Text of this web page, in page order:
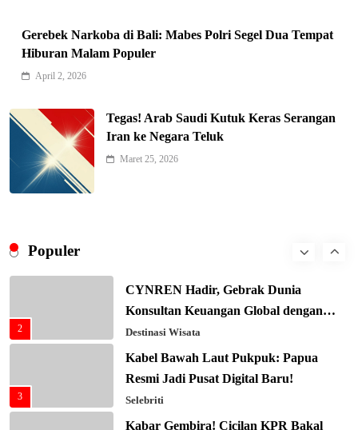
Populer
6
Negara G20 di Awal 2026
Editorial
7
Belajar
8
Xenco Medical Raih Penghargaan
2
CYNREN Hadir, Gebrak Dunia
Konsultan Keuangan Global dengan
Sentuhan AI
Destinasi Wisata
3
Kabel Bawah Laut Pukpuk: Papua
Resmi Jadi Pusat Digital Baru!
Selebriti
Kabar Gembira! Cicilan KPR Bakal
Gerebek Narkoba di Bali: Mabes Polri Segel Dua Tempat
Hiburan Malam Populer
April 2, 2026
Tegas! Arab Saudi Kutuk Keras Serangan
Iran ke Negara Teluk
Maret 25, 2026